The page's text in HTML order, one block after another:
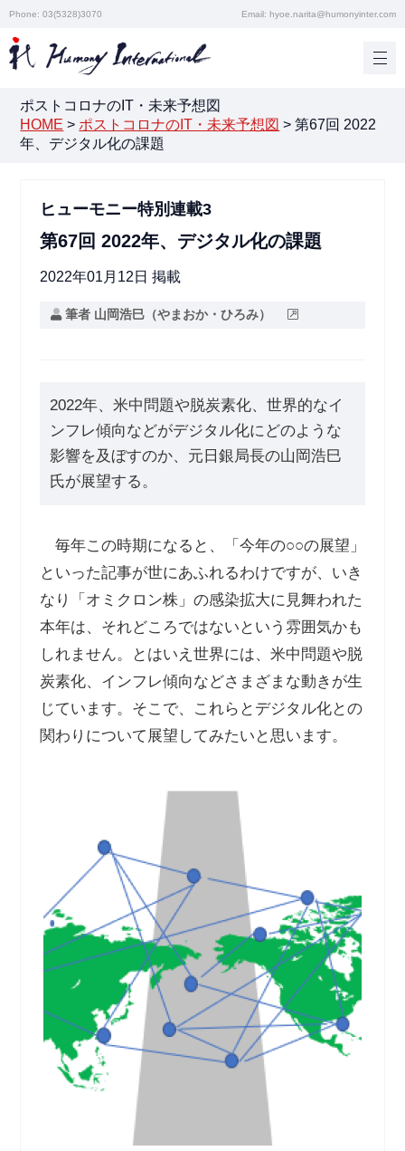
Phone: 03(5328)3070 Email: hyoe.narita@humonyinter.com
ポストコロナのIT・未来予想図
HOME > ポストコロナのIT・未来予想図 >第67回 2022
年、デジタル化の課題
ヒューモニー特別連載3
第67回 2022年、デジタル化の課題
2022年01月12日 掲載
筆者 山岡浩巳（やまおか・ひろみ）
2022年、米中問題や脱炭素化、世界的なイ
ンフレ傾向などがデジタル化にどのような
影響を及ぼすのか、元日銀局長の山岡浩巳
氏が展望する。
毎年この時期になると、「今年の○○の展望」
といった記事が世にあふれるわけですが、いき
なり「オミクロン株」の感染拡大に見舞われた
本年は、それどころではないという雰囲気かも
しれません。とはいえ世界には、米中問題や脱
炭素化、インフレ傾向などさまざまな動きが生
じています。そこで、これらとデジタル化との
関わりについて展望してみたいと思います。